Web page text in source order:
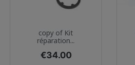
copy of Kit
réparation...
Price
€34.00